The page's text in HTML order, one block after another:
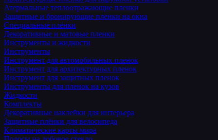
Атермальные теплоотражающие пленки
Защитные и бронирующие пленки на окна
Специальные плёнки
Декоративные и матовые пленки
Инструменты и жидкости
Инструменты
Инструмент для автомобильных пленок
Инструмент для архитектурных пленок
Инструмент для защитных пленок
Инструменты для пленок на кузов
Жидкости
Комплекты
Декоративные наклейки для интерьера
Защитные плёнки для велосипеда
Климатические карты мира